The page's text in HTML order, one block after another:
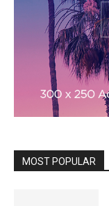
MOST POPULAR